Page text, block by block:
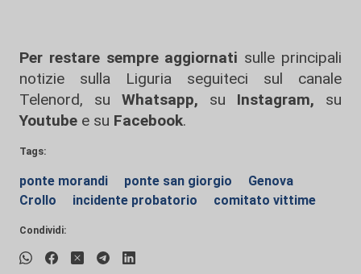
Per restare sempre aggiornati sulle principali
notizie sulla Liguria seguiteci sul canale
Telenord, su
Whatsapp, su Instagram, su
Youtube e su Facebook.
Tags:
ponte morandi ponte san giorgio
Genova
Crollo
incidente probatorio comitato vittime
Condividi: